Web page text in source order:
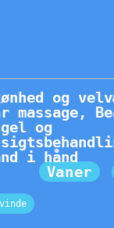
og
massage,
og
i hånd
Vaner